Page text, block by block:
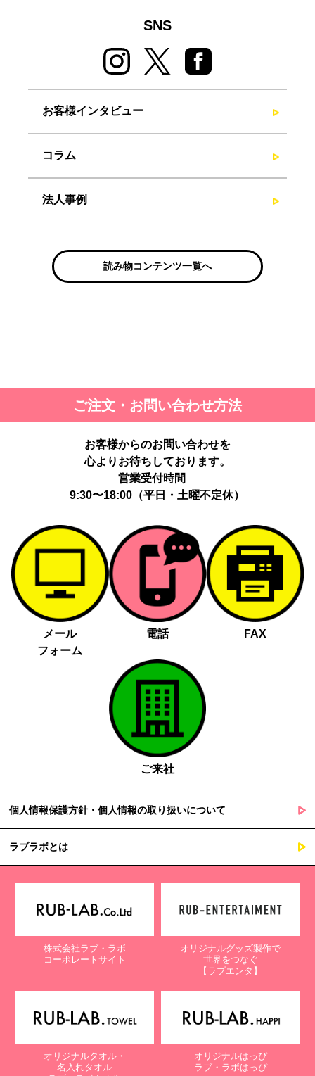
SNS
お客様インタビュー
コラム
法人事例
読み物コンテンツ一覧へ
ご注文・お問い合わせ方法
お客様からのお問い合わせを
心よりお待ちしております。
営業受付時間
9:30〜18:00（平日・土曜不定休）
メール
フォーム
電話 FAX
ご来社
個人情報保護方針・個人情報の取り扱いについて
ラブラボとは
株式会社ラブ・ラボ
コーポレートサイト
オリジナルグッズ製作で
世界をつなぐ
【ラブエンタ】
オリジナルタオル・
名入れタオル
オリジナルはっぴ
ラブ・ラボはっぴ